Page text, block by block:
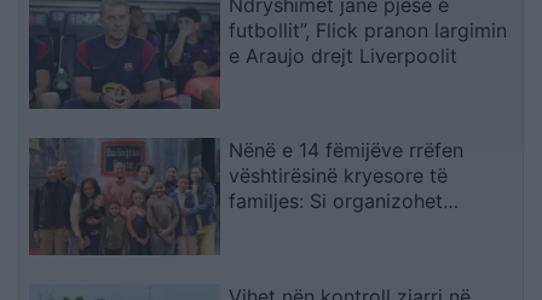
futbollit”, Flick pranon largimin
e Araujo drejt Liverpoolit
Nënë e 14 fëmijëve rrëfen
vështirësinë kryesore të
familjes: Si organizohet